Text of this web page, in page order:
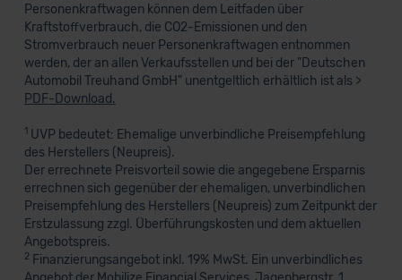
Personenkraftwagen können dem Leitfaden über
Kraftstoffverbrauch, die CO2-Emissionen und den
Stromverbrauch neuer Personenkraftwagen entnommen
werden, der an allen Verkaufsstellen und bei der "Deutschen
Automobil Treuhand GmbH" unentgeltlich erhältlich ist als >
PDF-Download.
1UVP bedeutet: Ehemalige unverbindliche Preisempfehlung
des Herstellers (Neupreis).
Der errechnete Preisvorteil sowie die angegebene Ersparnis
errechnen sich gegenüber der ehemaligen, unverbindlichen
Preisempfehlung des Herstellers (Neupreis) zum Zeitpunkt der
Erstzulassung zzgl. Überführungskosten und dem aktuellen
Angebotspreis.
2 Finanzierungsangebot inkl. 19% MwSt. Ein unverbindliches